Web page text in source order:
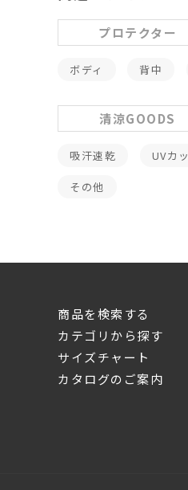
プロテクター
ボディ 背中
清涼GOODS
吸汗速乾 UVカ
その他
商品を検索する
カテゴリから探す
サイズチャート
カタログのご案内